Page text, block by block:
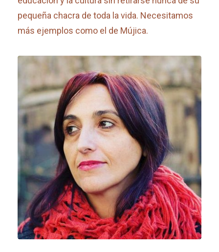
pequeña chacra de toda la vida. Necesitamos
más ejemplos como el de Mújica.